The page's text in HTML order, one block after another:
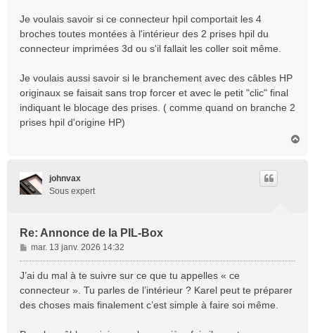
Je voulais savoir si ce connecteur hpil comportait les 4
broches toutes montées à l'intérieur des 2 prises hpil du
connecteur imprimées 3d ou s'il fallait les coller soit même.
Je voulais aussi savoir si le branchement avec des câbles HP
originaux se faisait sans trop forcer et avec le petit "clic" final
indiquant le blocage des prises. ( comme quand on branche 2
prises hpil d'origine HP)
johnvax
Sous expert
Re: Annonce de la PIL-Box
M
e
s
g
mar. 13 janv. 2026 14:32
J’ai du mal à te suivre sur ce que tu appelles « ce
connecteur ». Tu parles de l’intérieur ? Karel peut te préparer
des choses mais finalement c’est simple à faire soi même.